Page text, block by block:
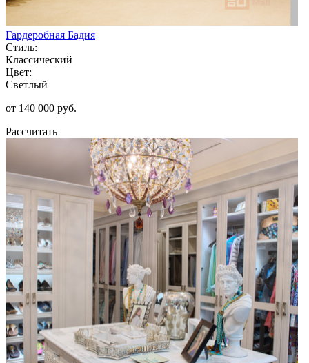
Гардеробная Бадия
Стиль:
Классический
Цвет:
Светлый
от 140 000 руб.
Рассчитать